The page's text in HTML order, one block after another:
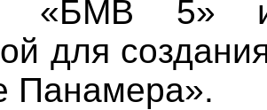
«БМВ 5»
для
Панамера».